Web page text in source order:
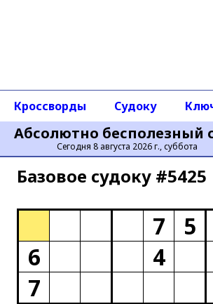
Абсолютно бесполезный
Сегодня 8 августа 2026 г., суббота
Кроссворды Судоку
Базовое cудоку #5425
7 5
6
4
7